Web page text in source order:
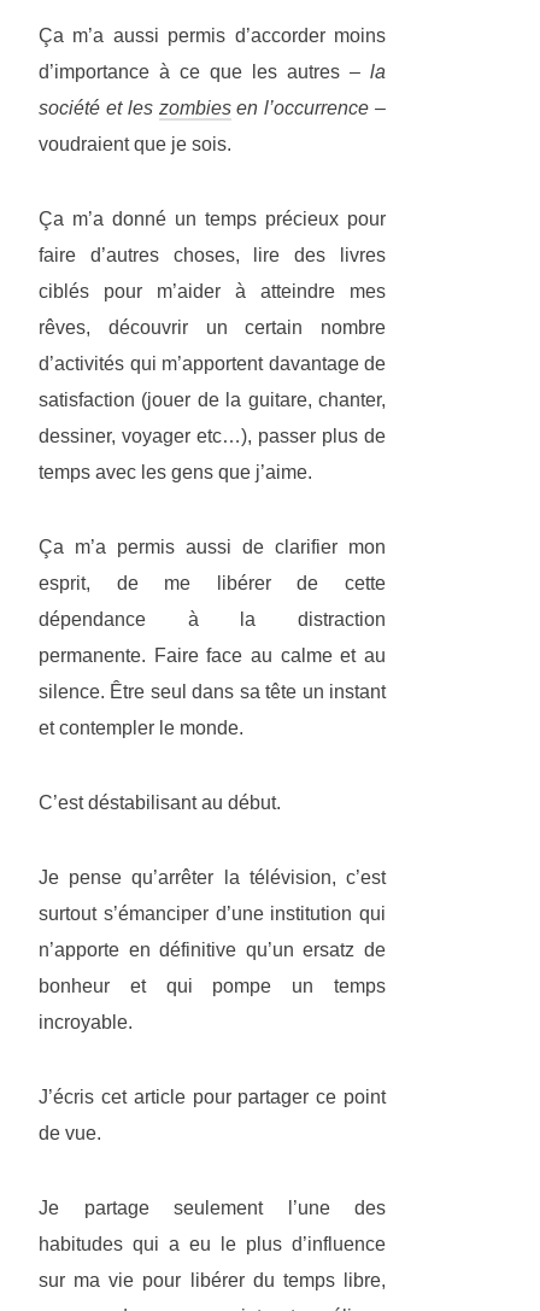
Ça m’a aussi permis d’accorder moins
d’importance à ce que les autres – la
société et les zombiesen l’occurrence –
voudraient que je sois.
Ça m’a donné un temps précieux pour
faire d’autres choses, lire des livres
ciblés pour m’aider à atteindre mes
rêves, découvrir un certain nombre
d’activités qui m’apportent davantage de
satisfaction (jouer de la guitare, chanter,
dessiner, voyager etc…), passer plus de
temps avec les gens que j’aime.
Ça m’a permis aussi de clarifier mon
esprit, de me libérer de cette
dépendance à la distraction
permanente. Faire face au calme et au
silence. Être seul dans sa tête un instant
et contempler le monde.
C’est déstabilisant au début.
Je pense qu’arrêter la télévision, c’est
surtout s’émanciper d’une institution qui
n’apporte en définitive qu’un ersatz de
bonheur et qui pompe un temps
incroyable.
J’écris cet article pour partager ce point
de vue.
Je partage seulement l’une des
habitudes qui a eu le plus d’influence
sur ma vie pour libérer du temps libre,